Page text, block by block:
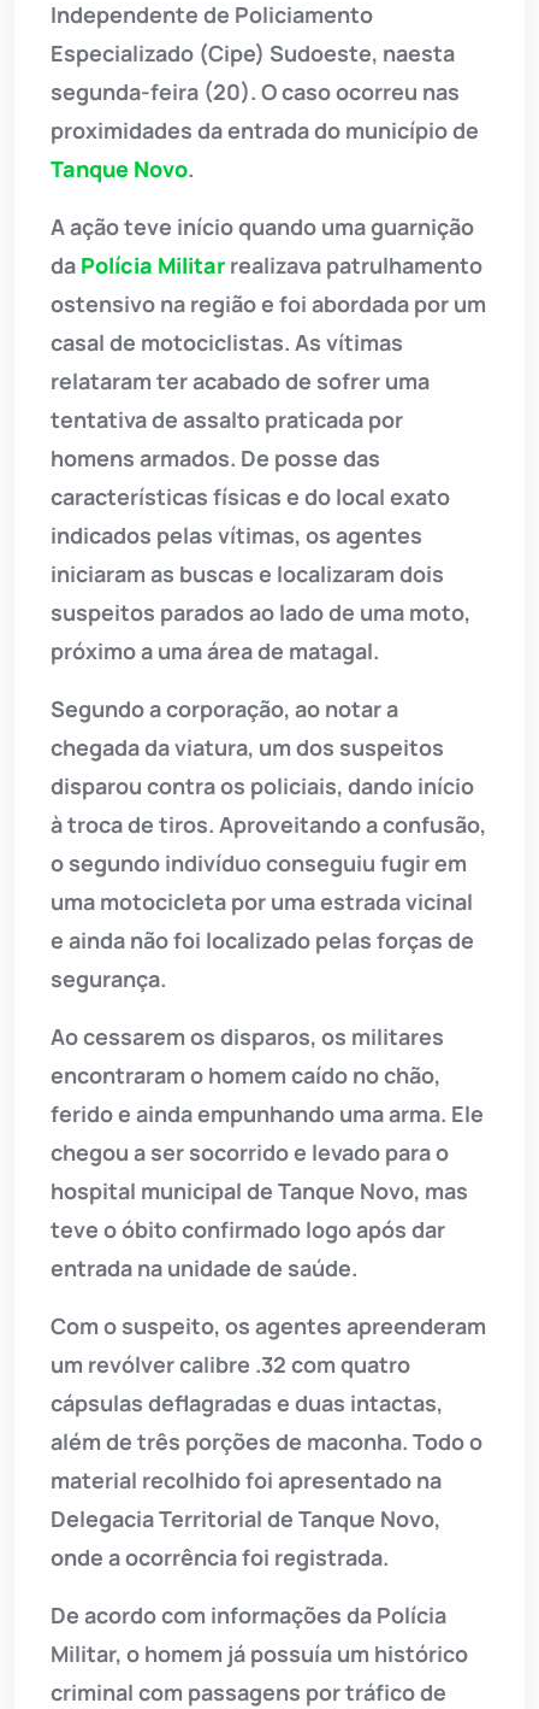
Independente de Policiamento
Especializado (Cipe) Sudoeste, naesta
segunda-feira (20). O caso ocorreu nas
proximidades da entrada do município de
Tanque Novo.
A ação teve início quando uma guarnição
da Polícia Militar realizava patrulhamento
ostensivo na região e foi abordada por um
casal de motociclistas. As vítimas
relataram ter acabado de sofrer uma
tentativa de assalto praticada por
homens armados. De posse das
características físicas e do local exato
indicados pelas vítimas, os agentes
iniciaram as buscas e localizaram dois
suspeitos parados ao lado de uma moto,
próximo a uma área de matagal.
Segundo a corporação, ao notar a
chegada da viatura, um dos suspeitos
disparou contra os policiais, dando início
à troca de tiros. Aproveitando a confusão,
o segundo indivíduo conseguiu fugir em
uma motocicleta por uma estrada vicinal
e ainda não foi localizado pelas forças de
segurança.
Ao cessarem os disparos, os militares
encontraram o homem caído no chão,
ferido e ainda empunhando uma arma. Ele
chegou a ser socorrido e levado para o
hospital municipal de Tanque Novo, mas
teve o óbito confirmado logo após dar
entrada na unidade de saúde.
Com o suspeito, os agentes apreenderam
um revólver calibre .32 com quatro
cápsulas deflagradas e duas intactas,
além de três porções de maconha. Todo o
material recolhido foi apresentado na
Delegacia Territorial de Tanque Novo,
onde a ocorrência foi registrada.
De acordo com informações da Polícia
Militar, o homem já possuía um histórico
criminal com passagens por tráfico de